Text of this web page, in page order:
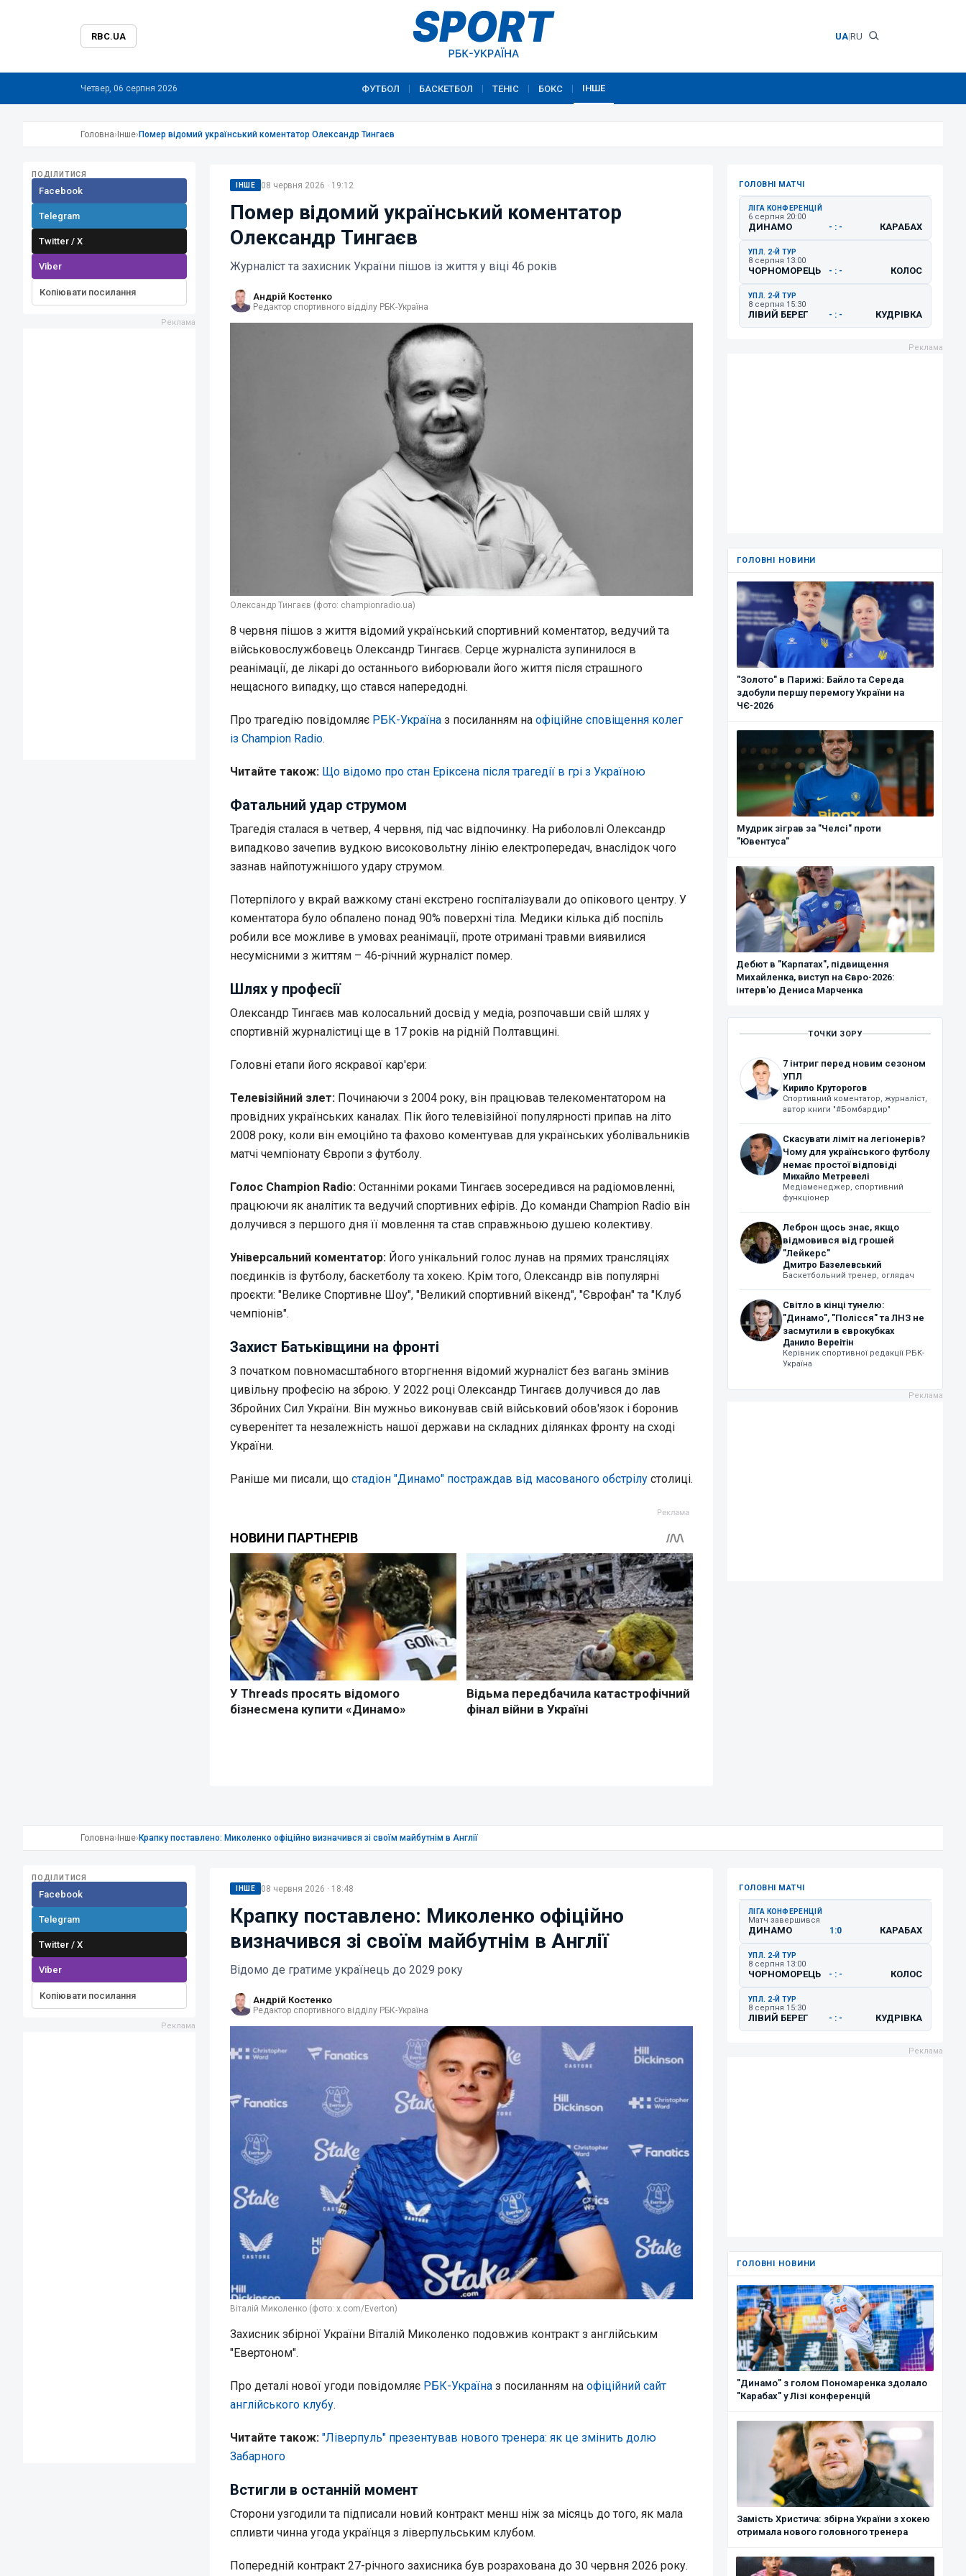
RBC.UA UA|RU
Четвер, 06 серпня 2026 ФУТБОЛ БАСКЕТБОЛ ТЕНІС БОКС ІНШЕ
Головна› Інше› Помер відомий український коментатор Олександр Тингаєв
ПОДІЛИТИСЯ
Facebook
Telegram
Twitter / X
Viber
Копіювати посилання
ІНШЕ 08 червня 2026 · 19:12
Помер відомий український коментатор
Олександр Тингаєв
Журналіст та захисник України пішов із життя у віці 46 років
Андрій Костенко
Редактор спортивного відділу РБК-Україна
Олександр Тингаєв (фото: championradio.ua)
8 червня пішов з життя відомий український спортивний коментатор, ведучий та
військовослужбовець Олександр Тингаєв. Серце журналіста зупинилося в
реанімації, де лікарі до останнього виборювали його життя після страшного
нещасного випадку, що стався напередодні.
Про трагедію повідомляє РБК-Україна з посиланням на офіційне сповіщення колег
із Champion Radio.
Читайте також: Що відомо про стан Еріксена після трагедії в грі з Україною
Фатальний удар струмом
Трагедія сталася в четвер, 4 червня, під час відпочинку. На риболовлі Олександр
випадково зачепив вудкою високовольтну лінію електропередач, внаслідок чого
зазнав найпотужнішого удару струмом.
Потерпілого у вкрай важкому стані екстрено госпіталізували до опікового центру. У
коментатора було обпалено понад 90% поверхні тіла. Медики кілька діб поспіль
робили все можливе в умовах реанімації, проте отримані травми виявилися
несумісними з життям – 46-річний журналіст помер.
Шлях у професії
Олександр Тингаєв мав колосальний досвід у медіа, розпочавши свій шлях у
спортивній журналістиці ще в 17 років на рідній Полтавщині.
Головні етапи його яскравої кар'єри:
Телевізійний злет: Починаючи з 2004 року, він працював телекоментатором на
провідних українських каналах. Пік його телевізійної популярності припав на літо
2008 року, коли він емоційно та фахово коментував для українських уболівальників
матчі чемпіонату Європи з футболу.
Голос Champion Radio: Останніми роками Тингаєв зосередився на радіомовленні,
працюючи як аналітик та ведучий спортивних ефірів. До команди Champion Radio він
долучився з першого дня її мовлення та став справжньою душею колективу.
Універсальний коментатор: Його унікальний голос лунав на прямих трансляціях
поєдинків із футболу, баскетболу та хокею. Крім того, Олександр вів популярні
проєкти: "Велике Спортивне Шоу", "Великий спортивний вікенд", "Єврофан" та "Клуб
чемпіонів".
Захист Батьківщини на фронті
З початком повномасштабного вторгнення відомий журналіст без вагань змінив
цивільну професію на зброю. У 2022 році Олександр Тингаєв долучився до лав
Збройних Сил України. Він мужньо виконував свій військовий обов'язок і боронив
суверенітет та незалежність нашої держави на складних ділянках фронту на сході
України.
Раніше ми писали, що стадіон "Динамо" постраждав від масованого обстрілу столиці.
ГОЛОВНІ МАТЧІ
ЛІГА КОНФЕРЕНЦІЙ
6 серпня 20:00
ДИНАМО - : - КАРАБАХ
УПЛ. 2-Й ТУР
8 серпня 13:00
ЧОРНОМОРЕЦЬ - : - КОЛОС
УПЛ. 2-Й ТУР
8 серпня 15:30
ЛІВИЙ БЕРЕГ - : - КУДРІВКА
ГОЛОВНІ НОВИНИ
"Золото" в Парижі: Байло та Середа
здобули першу перемогу України на
ЧЄ-2026
Мудрик зіграв за "Челсі" проти
"Ювентуса"
Дебют в "Карпатах", підвищення
Михайленка, виступ на Євро-2026:
інтерв'ю Дениса Марченка
ТОЧКИ ЗОРУ
7 інтриг перед новим сезоном
УПЛ
Кирило Круторогов
Спортивний коментатор, журналіст,
автор книги "#Бомбардир"
Скасувати ліміт на легіонерів?
Чому для українського футболу
немає простої відповіді
Михайло Метревелі
Медіаменеджер, спортивний
функціонер
Леброн щось знає, якщо
відмовився від грошей
"Лейкерс"
Дмитро Базелевський
Баскетбольний тренер, оглядач
Світло в кінці тунелю:
"Динамо", "Полісся" та ЛНЗ не
засмутили в єврокубках
Данило Вереітін
Керівник спортивної редакції РБК-
Україна
Головна› Інше› Крапку поставлено: Миколенко офіційно визначився зі своїм майбутнім в Англії
ПОДІЛИТИСЯ
Facebook
Telegram
Twitter / X
Viber
Копіювати посилання
ІНШЕ 08 червня 2026 · 18:48
Крапку поставлено: Миколенко офіційно
визначився зі своїм майбутнім в Англії
Відомо де гратиме українець до 2029 року
Андрій Костенко
Редактор спортивного відділу РБК-Україна
Віталій Миколенко (фото: x.com/Everton)
Захисник збірної України Віталій Миколенко подовжив контракт з англійським
"Евертоном".
Про деталі нової угоди повідомляє РБК-Україна з посиланням на офіційний сайт
англійського клубу.
Читайте також: "Ліверпуль" презентував нового тренера: як це змінить долю
Забарного
Встигли в останній момент
Сторони узгодили та підписали новий контракт менш ніж за місяць до того, як мала
спливти чинна угода українця з ліверпульським клубом.
Попередній контракт 27-річного захисника був розрахована до 30 червня 2026 року.
ГОЛОВНІ МАТЧІ
ЛІГА КОНФЕРЕНЦІЙ
Матч завершився
ДИНАМО 1:0 КАРАБАХ
УПЛ. 2-Й ТУР
8 серпня 13:00
ЧОРНОМОРЕЦЬ - : - КОЛОС
УПЛ. 2-Й ТУР
8 серпня 15:30
ЛІВИЙ БЕРЕГ - : - КУДРІВКА
ГОЛОВНІ НОВИНИ
"Динамо" з голом Пономаренка здолало
"Карабах" у Лізі конференцій
Замість Христича: збірна України з хокею
отримала нового головного тренера